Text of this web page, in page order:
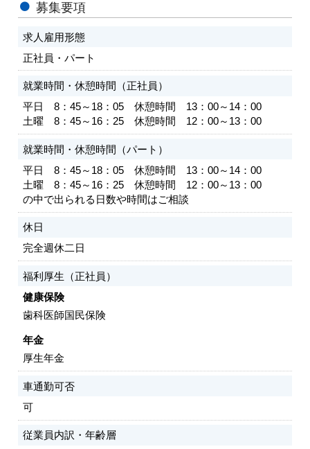
募集要項
求人雇用形態
正社員・パート
就業時間・休憩時間（正社員）
平日 8：45～18：05 休憩時間 13：00～14：00
土曜 8：45～16：25 休憩時間 12：00～13：00
就業時間・休憩時間（パート）
平日 8：45～18：05 休憩時間 13：00～14：00
土曜 8：45～16：25 休憩時間 12：00～13：00
の中で出られる日数や時間はご相談
休日
完全週休二日
福利厚生（正社員）
健康保険
歯科医師国民保険
年金
厚生年金
車通勤可否
可
従業員内訳・年齢層